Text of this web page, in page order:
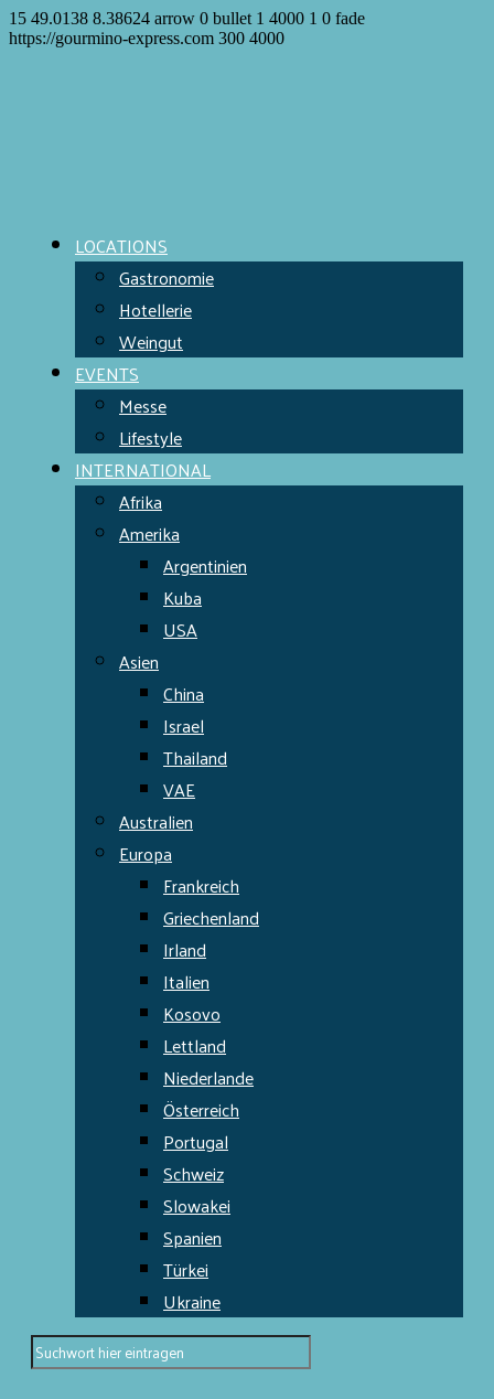
15 49.0138 8.38624 arrow 0 bullet 1 4000 1 0 fade
https://gourmino-express.com 300 4000
LOCATIONS
Gastronomie
Hotellerie
Weingut
EVENTS
Messe
Lifestyle
INTERNATIONAL
Afrika
Amerika
Argentinien
Kuba
USA
Asien
China
Israel
Thailand
VAE
Australien
Europa
Frankreich
Griechenland
Irland
Italien
Kosovo
Lettland
Niederlande
Österreich
Portugal
Schweiz
Slowakei
Spanien
Türkei
Ukraine